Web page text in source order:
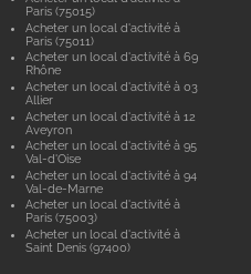
Paris (75015)
Acheter un local d'activité à
Paris (75011)
Acheter un local d'activité à 69
Rhône
Acheter un local d'activité à 03
Allier
Acheter un local d'activité à 12
Aveyron
Acheter un local d'activité à 95
Val-d'Oise
Acheter un local d'activité à 94
Val-de-Marne
Acheter un local d'activité à
Paris (75003)
Acheter un local d'activité à
Saint Denis (97400)